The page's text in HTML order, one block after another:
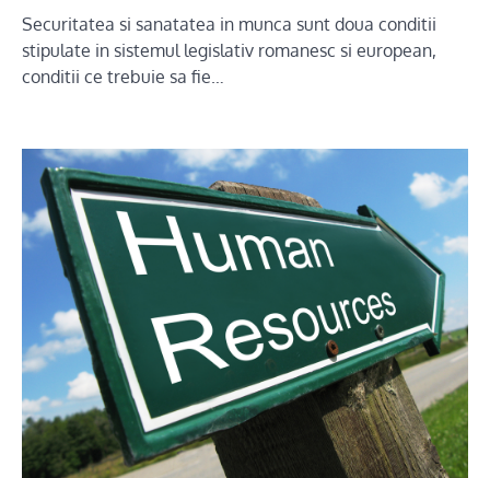
Securitatea si sanatatea in munca sunt doua conditii
stipulate in sistemul legislativ romanesc si european,
conditii ce trebuie sa fie…